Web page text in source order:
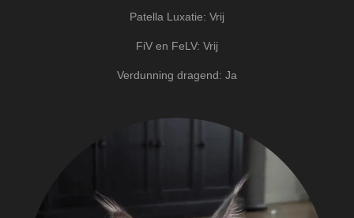
Patella Luxatie: Vrij
FiV en FeLV: Vrij
Verdunning dragend: Ja